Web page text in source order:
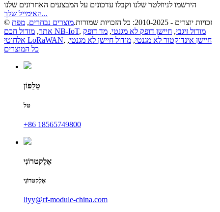
הירשמו לניוזלטר שלנו וקבלו עדכונים על המבצעים האחרונים שלנו
האימייל שלך...
© זכויות יוצרים - 2010-2025: כל הזכויות שמורות.
מוצרים נבחרים, מפת
אתר, מודול חכם NB-IoT, מודול זיגבי, חיישן דופק לא מגנטי, מד דופק
אלחוטי LoRaWAN, חיישן אינדוקטור לא מגנטי, מודול חיישן לא מגנטי,
כל המוצרים
טֵלֵפוֹן
טל
+86 18565749800
אֶלֶקטרוֹנִי
אֶלֶקטרוֹנִי
liyy@rf-module-china.com